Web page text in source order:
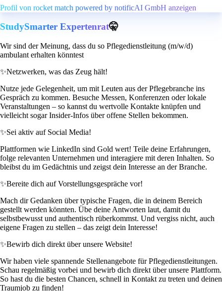
Profil von rocket match powered by notificAI GmbH anzeigen
StudySmarter Expertenrat🤫
Wir sind der Meinung, dass du so Pflegedienstleitung (m/w/d)
ambulant erhalten könntest
✨Netzwerken, was das Zeug hält!
Nutze jede Gelegenheit, um mit Leuten aus der Pflegebranche ins
Gespräch zu kommen. Besuche Messen, Konferenzen oder lokale
Veranstaltungen – so kannst du wertvolle Kontakte knüpfen und
vielleicht sogar Insider-Infos über offene Stellen bekommen.
✨Sei aktiv auf Social Media!
Plattformen wie LinkedIn sind Gold wert! Teile deine Erfahrungen,
folge relevanten Unternehmen und interagiere mit deren Inhalten. So
bleibst du im Gedächtnis und zeigst dein Interesse an der Branche.
✨Bereite dich auf Vorstellungsgespräche vor!
Mach dir Gedanken über typische Fragen, die in deinem Bereich
gestellt werden könnten. Übe deine Antworten laut, damit du
selbstbewusst und authentisch rüberkommst. Und vergiss nicht, auch
eigene Fragen zu stellen – das zeigt dein Interesse!
✨Bewirb dich direkt über unsere Website!
Wir haben viele spannende Stellenangebote für Pflegedienstleitungen.
Schau regelmäßig vorbei und bewirb dich direkt über unsere Plattform.
So hast du die besten Chancen, schnell in Kontakt zu treten und deinen
Traumjob zu finden!